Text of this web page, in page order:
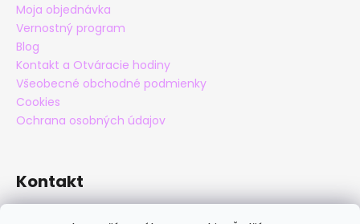
Moja objednávka
Vernostný program
Blog
Kontakt a Otváracie hodiny
Všeobecné obchodné podmienky
Cookies
Ochrana osobných údajov
Kontakt